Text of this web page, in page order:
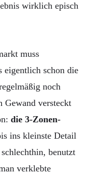
wirklich episch
muss
eigentlich schon die
noch
Gewand versteckt
die 3-Zonen-
ins kleinste Detail
benutzt
verklebte